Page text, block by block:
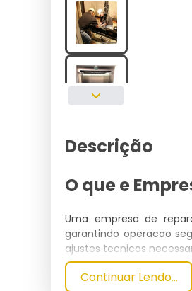
Descrição
O que e
Uma empresa de
garantindo operacao
ajustes tecnicos
Continuar Lendo...